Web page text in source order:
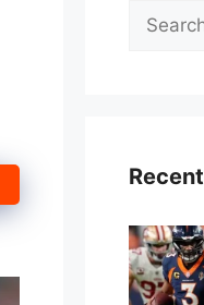
Search